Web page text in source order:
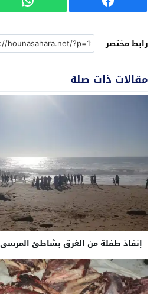
رابط مختصر
مقالات ذات صلة
إنقاذ طفلة من الغرق بشاطئ المرسى